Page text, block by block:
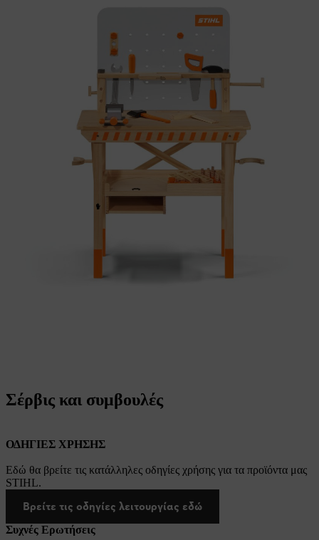
Σέρβις και συμβουλές
ΟΔΗΓΙΕΣ ΧΡΗΣΗΣ
Εδώ θα βρείτε τις κατάλληλες οδηγίες χρήσης για τα προϊόντα μας
STIHL.
Βρείτε τις οδηγίες λειτουργίας εδώ
Συχνές Ερωτήσεις